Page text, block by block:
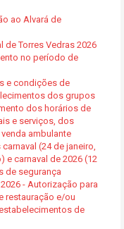
ao Alvará de
de Torres Vedras 2026
no período de
e condições de
dos grupos
dos horários de
e serviços, dos
ambulante
(24 de janeiro,
e carnaval de 2026 (12
de segurança
- Autorização para
restauração e/ou
de